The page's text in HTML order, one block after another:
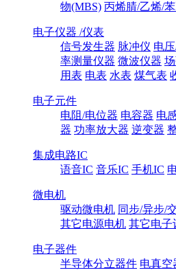
物(MBS) 丙烯腈/乙烯/
电子仪器 /仪表
信号发生器 脉冲仪 电
率测量仪器 微波仪器
用表 电表 水表 煤气表
电子元件
电阻/电位器 电容器 电
器 功率放大器 逆变器
集成电路IC
语音IC 音乐IC 手机IC
微电机
驱动微电机 同步/异步/
其它电源电机 其它电子
电子器件
半导体分立器件 电真空